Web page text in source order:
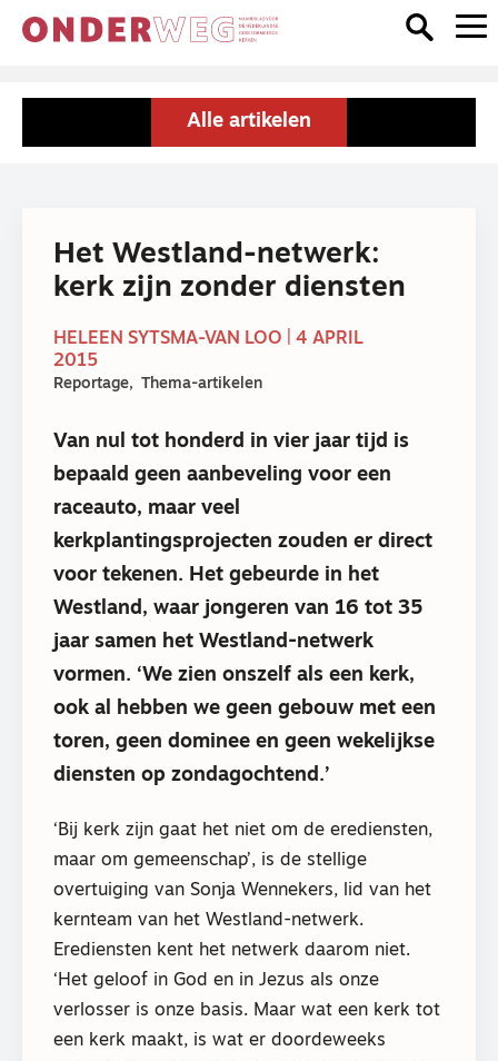
Alle artikelen
Het Westland-netwerk:
kerk zijn zonder diensten
HELEEN SYTSMA-VAN LOO | 4 APRIL
2015
Reportage Thema-artikelen
Van nul tot honderd in vier jaar tijd is
bepaald geen aanbeveling voor een
raceauto, maar veel
kerkplantingsprojecten zouden er direct
voor tekenen. Het gebeurde in het
Westland, waar jongeren van 16 tot 35
jaar samen het Westland-netwerk
vormen. ‘We zien onszelf als een kerk,
ook al hebben we geen gebouw met een
toren, geen dominee en geen wekelijkse
diensten op zondagochtend.’
‘Bij kerk zijn gaat het niet om de erediensten,
maar om gemeenschap’, is de stellige
overtuiging van Sonja Wennekers, lid van het
kernteam van het Westland-netwerk.
Erediensten kent het netwerk daarom niet.
‘Het geloof in God en in Jezus als onze
verlosser is onze basis. Maar wat een kerk tot
een kerk maakt, is wat er doordeweeks